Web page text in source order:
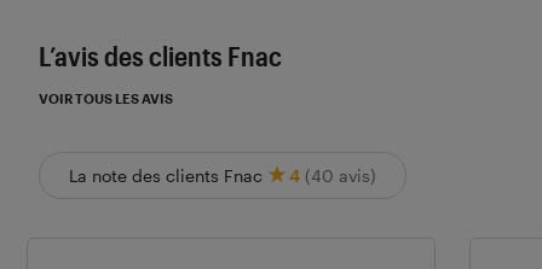
L’avis des clients Fnac
VOIR TOUS LES AVIS
La note des clients Fnac 4 (40 avis)